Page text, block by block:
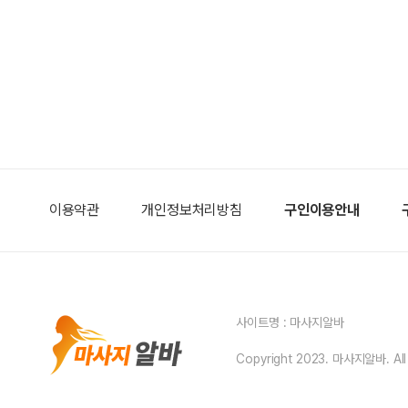
이용약관 개인정보처리방침 구인이용안내
사이트명 : 마사지알바
Copyright 2023. 마사지알바.